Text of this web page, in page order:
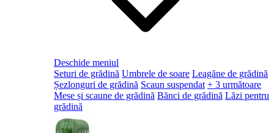
Deschide meniul
Seturi de grădină Umbrele de soare Leagăne de grădină
Șezlonguri de grădină Scaun suspendat + 3 următoare
Mese și scaune de grădină Bănci de grădină Lăzi pentru
grădină